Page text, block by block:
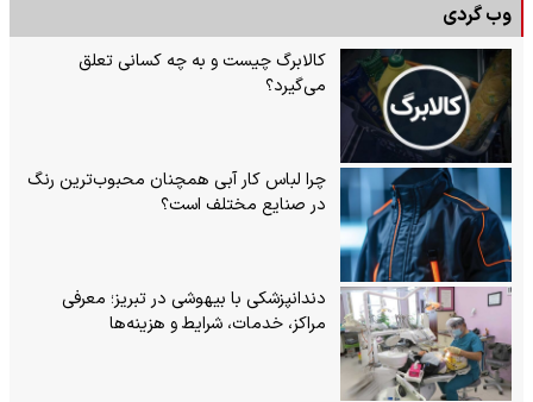
وب گردی
کالابرگ چیست و به چه کسانی تعلق
می‌گیرد؟
چرا لباس کار آبی همچنان محبوب‌ترین رنگ
در صنایع مختلف است؟
دندانپزشکی با بیهوشی در تبریز؛ معرفی
مراکز، خدمات، شرایط و هزینه‌ها